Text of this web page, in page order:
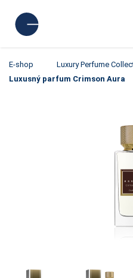
E-shop
Luxury Perfume
Luxusný parfum Crimson Aura